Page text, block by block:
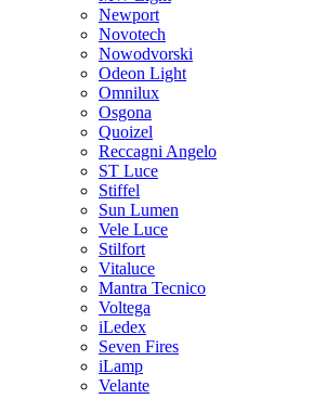
Newport
Novotech
Nowodvorski
Odeon Light
Omnilux
Osgona
Quoizel
Reccagni Angelo
ST Luce
Stiffel
Sun Lumen
Vele Luce
Stilfort
Vitaluce
Mantra Tecnico
Voltega
iLedex
Seven Fires
iLamp
Velante